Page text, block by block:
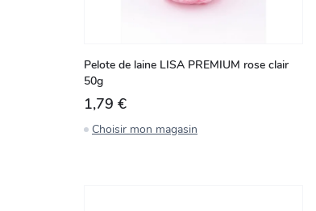
Pelote de laine LISA PREMIUM rose clair
50g
1,79 €
Choisir mon magasin